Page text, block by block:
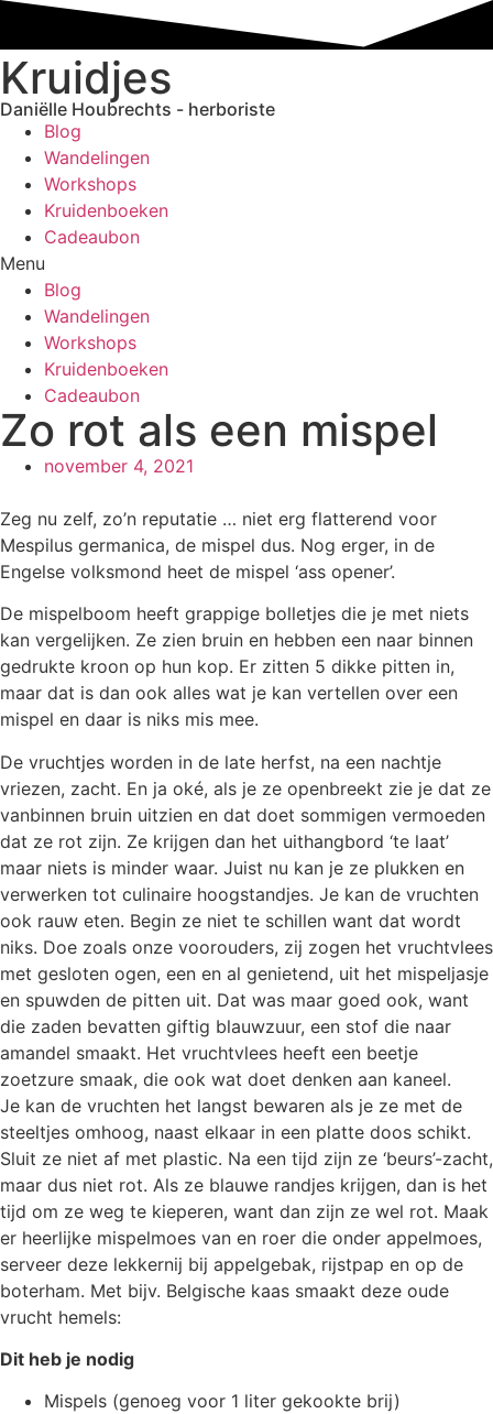
de
inhoud
Kruidjes
Daniëlle Houbrechts - herboriste
Blog
Wandelingen
Workshops
Kruidenboeken
Cadeaubon
Menu
Blog
Wandelingen
Workshops
Kruidenboeken
Cadeaubon
Zo rot als een mispel
november 4, 2021
Zeg nu zelf, zo’n reputatie … niet erg flatterend voor
Mespilus germanica, de mispel dus. Nog erger, in de
Engelse volksmond heet de mispel ‘ass opener’.
De mispelboom heeft grappige bolletjes die je met niets
kan vergelijken. Ze zien bruin en hebben een naar binnen
gedrukte kroon op hun kop. Er zitten 5 dikke pitten in,
maar dat is dan ook alles wat je kan vertellen over een
mispel en daar is niks mis mee.
De vruchtjes worden in de late herfst, na een nachtje
vriezen, zacht. En ja oké, als je ze openbreekt zie je dat ze
vanbinnen bruin uitzien en dat doet sommigen vermoeden
dat ze rot zijn. Ze krijgen dan het uithangbord ‘te laat’
maar niets is minder waar. Juist nu kan je ze plukken en
verwerken tot culinaire hoogstandjes. Je kan de vruchten
ook rauw eten. Begin ze niet te schillen want dat wordt
niks. Doe zoals onze voorouders, zij zogen het vruchtvlees
met gesloten ogen, een en al genietend, uit het mispeljasje
en spuwden de pitten uit. Dat was maar goed ook, want
die zaden bevatten giftig blauwzuur, een stof die naar
amandel smaakt. Het vruchtvlees heeft een beetje
zoetzure smaak, die ook wat doet denken aan kaneel.
Je kan de vruchten het langst bewaren als je ze met de
steeltjes omhoog, naast elkaar in een platte doos schikt.
Sluit ze niet af met plastic. Na een tijd zijn ze ‘beurs’-zacht,
maar dus niet rot. Als ze blauwe randjes krijgen, dan is het
tijd om ze weg te kieperen, want dan zijn ze wel rot. Maak
er heerlijke mispelmoes van en roer die onder appelmoes,
serveer deze lekkernij bij appelgebak, rijstpap en op de
boterham. Met bijv. Belgische kaas smaakt deze oude
vrucht hemels:
Dit heb je nodig
Mispels (genoeg voor 1 liter gekookte brij)